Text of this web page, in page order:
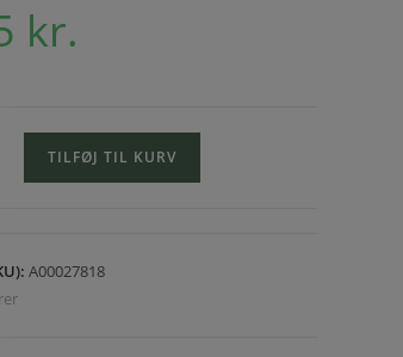
kr.
TILFØJ TIL KURV
A00027818